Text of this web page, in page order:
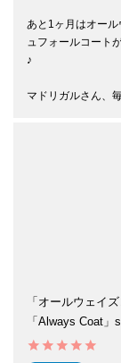
あと1ヶ月はオー
ュフォールコート
♪
マドリガルさん、
「オールウェイ
「Always Coat」